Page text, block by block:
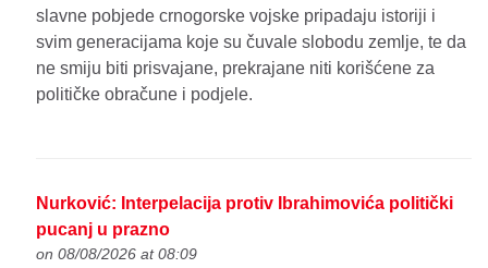
slavne pobjede crnogorske vojske pripadaju istoriji i
svim generacijama koje su čuvale slobodu zemlje, te da
ne smiju biti prisvajane, prekrajane niti korišćene za
političke obračune i podjele.
Nurković: Interpelacija protiv Ibrahimovića politički
pucanj u prazno
on 08/08/2026 at 08:09